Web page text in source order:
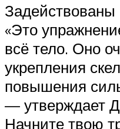
«Это
всё тело. Оно
укрепления
повышения
— утверждает
Начните твою